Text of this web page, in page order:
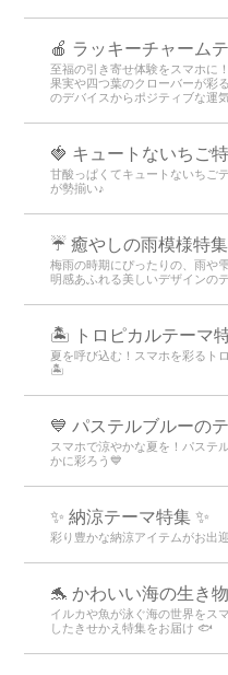
🍎 ラッキーチャーム
至福の引き寄せ体験をスマホに
果実や四つ葉のクローバーが彩
のデバイスからポジティブな運
🍓 キュートないちご
甘酸っぱくてキュートないちご
が勢揃い♪
☔ 癒やしの雨模様特
梅雨の時期にぴったりの、雨や
明感あふれる美しいデザインの
🏝️ トロピカルテーマ
夏を呼び込む！スマホを彩るト
🏝️
💙 パステルブルーの
スマホで涼やかな夏を！パステ
かに彩ろう💙
✨ 納涼テーマ特集 ✨
彩り豊かな納涼アイテムがお出
🐬 かわいい海の生き
イルカや魚が泳ぐ海の世界をス
したきせかえ特集をお届け 🐟